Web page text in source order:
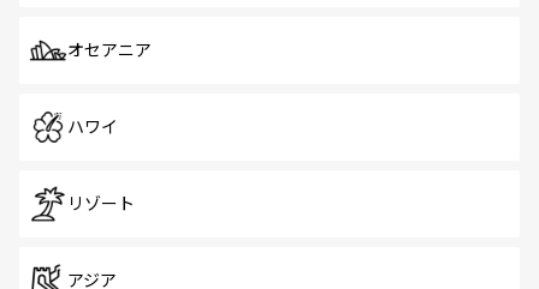
オセアニア
ハワイ
リゾート
アジア